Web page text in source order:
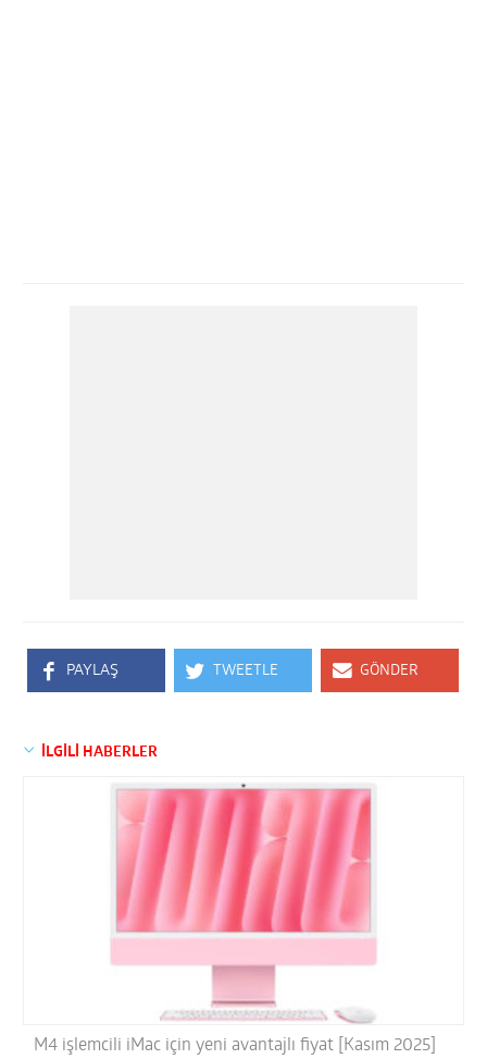
PAYLAŞ TWEETLE GÖNDER
İLGİLİ HABERLER
M4 işlemcili iMac için yeni avantajlı fiyat [Kasım 2025]